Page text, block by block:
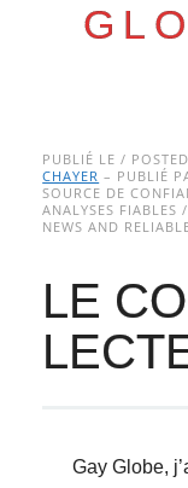
Main
to
content
PUBLIÉ LE /
CHAYER – PUBLIÉ
SOURCE DE
ANALYSES FIABLES
NEWS AND
LE
Gay Globe,